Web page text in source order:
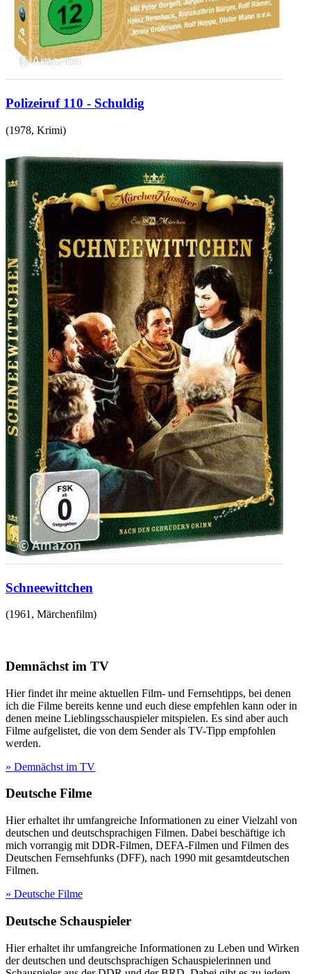
Polizeiruf 110 - Schuldig
(1978, Krimi)
Schneewittchen
(1961 , Märchenfilm)
Demnächst im TV
Hier findet ihr meine aktuellen Film- und Fernsehtipps, bei denen
ich die Filme bereits kenne und euch diese empfehlen kann oder in
denen meine Lieblingsschauspieler mitspielen. Es sind aber auch
Filme aufgelistet, die von dem Sender als TV-Tipp empfohlen
werden.
» Demnächst im TV
Deutsche Filme
Hier erhaltet ihr umfangreiche Informationen zu einer Vielzahl von
deutschen und deutschsprachigen Filmen. Dabei beschäftige ich
mich vorrangig mit DDR-Filmen, DEFA-Filmen und Filmen des
Deutschen Fernsehfunks (DFF), nach 1990 mit gesamtdeutschen
Filmen.
» Deutsche Filme
Deutsche Schauspieler
Hier erhaltet ihr umfangreiche Informationen zu Leben und Wirken
der deutschen und deutschsprachigen Schauspielerinnen und